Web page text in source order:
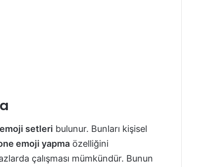
emoji setleri bulunur. Bunları kişisel
emoji yapma özelliğini
çalışması mümkündür. Bunun